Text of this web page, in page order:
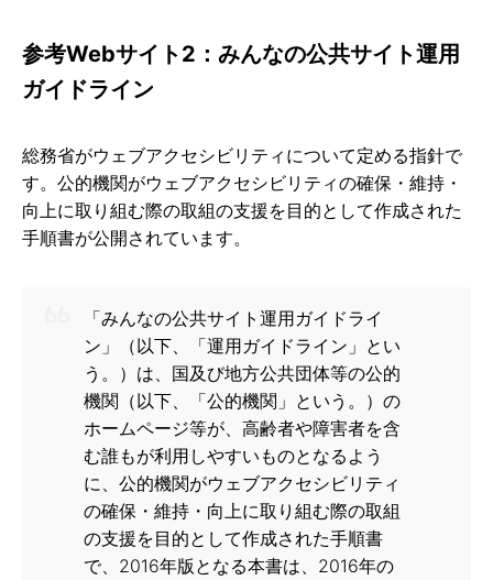
参考Webサイト2：みんなの公共サイト運用
ガイドライン
総務省がウェブアクセシビリティについて定める指針で
す。公的機関がウェブアクセシビリティの確保・維持・
向上に取り組む際の取組の支援を目的として作成された
手順書が公開されています。
「みんなの公共サイト運用ガイドライ
ン」（以下、「運用ガイドライン」とい
う。）は、国及び地方公共団体等の公的
機関（以下、「公的機関」という。）の
ホームページ等が、高齢者や障害者を含
む誰もが利用しやすいものとなるよう
に、公的機関がウェブアクセシビリティ
の確保・維持・向上に取り組む際の取組
の支援を目的として作成された手順書
で、2016年版となる本書は、2016年の